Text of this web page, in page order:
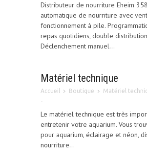
Distributeur de nourriture Eheim
automatique de nourriture avec
fonctionnement à pile.
repas quotidiens, double
Déclenchement manuel...
Matériel technique
Accueil Boutique Matériel
-
Le matériel technique est très
entretenir votre aquarium. Vous
pour aquarium, éclairage et néon,
nourriture...